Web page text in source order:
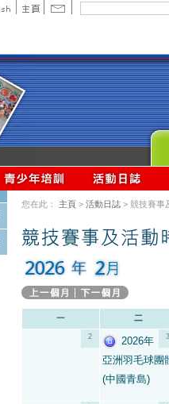
您在此： 主頁 > 活動日誌 > 競技賽事
2 3
2026年
亞洲羽毛球團
(中國青島)